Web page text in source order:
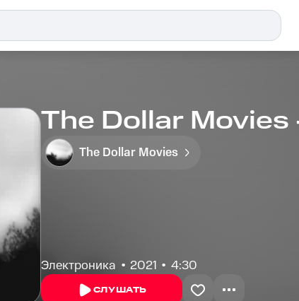
The Dollar
The Dollar Movies
Электроника 2021 4:30
СЛУШАТЬ